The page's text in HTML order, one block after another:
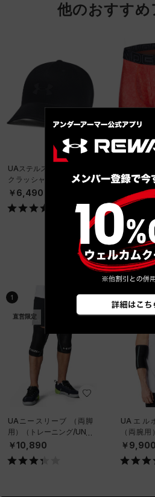
他のおすすめ
UAステルスフォーム アン
クラッシャブル キャップ
（ライフスタイル/UNISE
￥6,490
6インチ
ダーウェ
グ/MEN）
￥2,970
ベストセ
1
直営限定
UAニースリーブ （両脚
用）（トレーニング/UNIS
EX）
￥10,890
直営限定
UAエル
（両腕用
グ/
￥9,900